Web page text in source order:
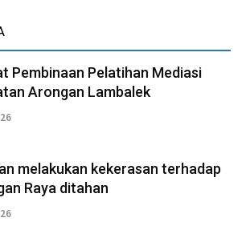
Pembinaan Pelatihan Mediasi
Arongan Lambalek
melakukan kekerasan terhadap
Raya ditahan